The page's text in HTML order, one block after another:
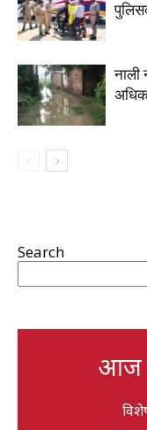
नाली
Search
आज